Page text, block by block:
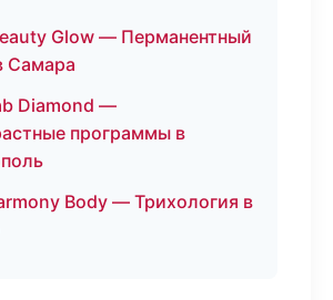
Glow — Перманентный
Самара
Diamond —
программы в
Body — Трихология в